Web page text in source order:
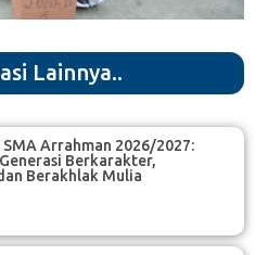
Lainnya..
SMA Arrahman 2026/2027:
Berkarakter,
Berakhlak Mulia